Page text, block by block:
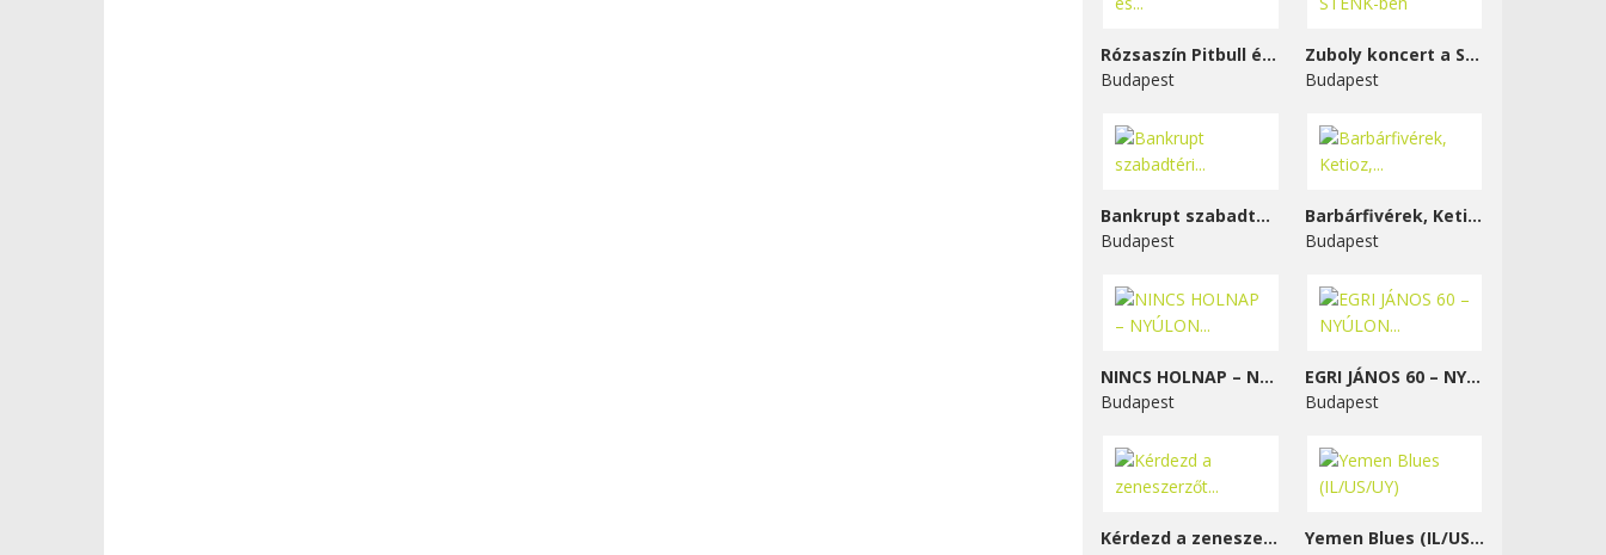
Rózsaszín Pitbull és...
Budapest
Zuboly koncert a STENK-ben
Budapest
Bankrupt szabadtéri...
Budapest
Barbárfivérek, Ketioz,...
Budapest
NINCS HOLNAP – NYÚLON...
Budapest
EGRI JÁNOS 60 – NYÚLON...
Budapest
Kérdezd a zeneszerzőt...
Yemen Blues (IL/US/UY)